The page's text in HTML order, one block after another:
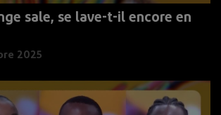
sale, se lave-t-il encore en
2025